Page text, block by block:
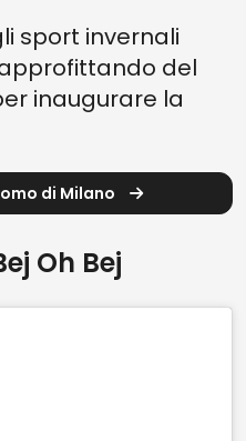
sport invernali
del
inaugurare la
di Milano
Oh Bej